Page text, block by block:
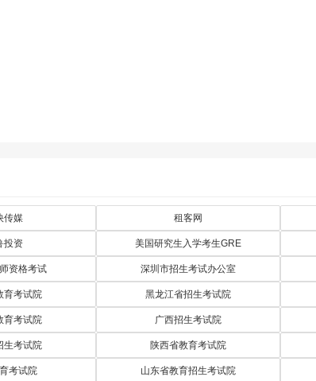
传媒 租客网
投资 美国研究生入学考生GRE
资格考试 深圳市招生考试办公室
育考试院 黑龙江省招生考试院
育考试院 广西招生考试院
生考试院 陕西省教育考试院
考试院 山东省教育招生考试院